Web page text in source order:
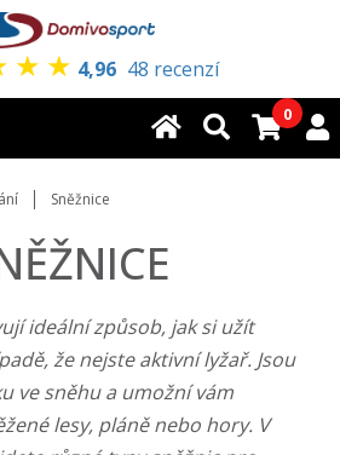
★ ★ 4,96 48 recenzí
0
Sněžnice
ideální způsob, jak si užít
že nejste aktivní lyžař. Jsou
ve sněhu a umožní vám
lesy, pláně nebo hory. V